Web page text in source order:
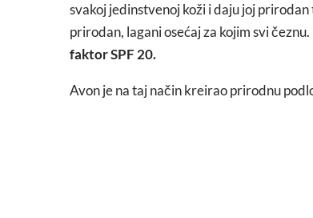
svakoj jedinstvenoj koži i daju joj
prirodan, lagani osećaj za kojim svi čeznu.
faktor SPF 20.
Avon je na taj način kreirao prirodnu